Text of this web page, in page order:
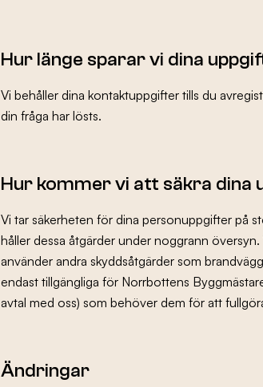
Hur länge sparar vi dina
Vi behåller dina kontaktuppgifter tills du
din fråga har lösts.
Hur kommer vi att säkra dina
Vi tar säkerheten för dina personuppgifter på
håller dessa åtgärder under noggrann
använder andra skyddsåtgärder som
endast tillgängliga för Norrbottens
avtal med oss) som behöver dem för att
Ändringar